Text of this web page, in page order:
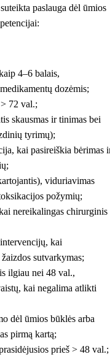
paslauga dėl ūmios
4–6 balais,
dozėmis;
72 val.;
skausmas ir tinimas bei
tyrimų);
kai pasireiškia bėrimas
viduriavimas
požymių;
nereikalingas chirurginis
kai
sutvarkymas;
ilgiau nei 48 val.,
kai negalima atlikti
dėl ūmios būklės arba
pirmą kartą;
prieš > 48 val.;